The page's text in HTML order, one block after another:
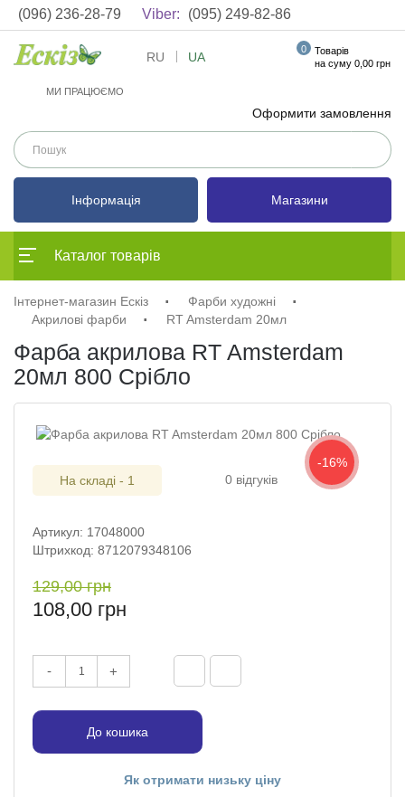
(096) 236-28-79 Viber: (095) 249-82-86
МИ ПРАЦЮЄМО
Оформити замовлення
RU UA Товарів
0
на суму 0,00 грн
Інформація Магазини
Каталог товарів
Інтернет-магазин Ескіз
Фарби художні
Акрилові фарби
RT Amsterdam 20мл
Фарба акрилова RT Amsterdam
20мл 800 Срібло
-16%
На складі - 1
0 відгуків
Артикул: 17048000
Штрихкод: 8712079348106
129,00 грн
108,00 грн
- +
До кошика
Як отримати низьку ціну